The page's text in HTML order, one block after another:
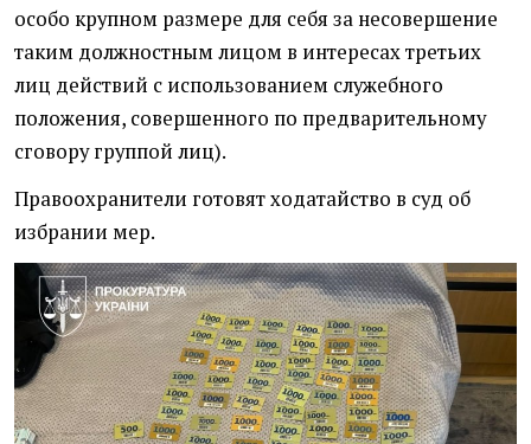
особо крупном размере для себя за несовершение
таким должностным лицом в интересах третьих
лиц действий с использованием служебного
положения, совершенного по предварительному
сговору группой лиц).
Правоохранители готовят ходатайство в суд об
избрании мер.